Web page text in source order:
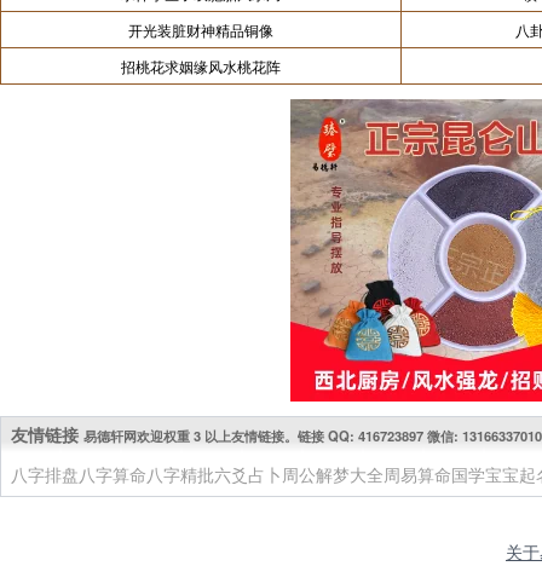
开光装脏财神精品铜像
八
招桃花求姻缘风水桃花阵
友情链接 易德轩网欢迎权重 3 以上友情链接。链接 QQ: 416723897 微信: 13166337010
八字排盘八字算命八字精批六爻占卜 周公解梦大全周易算命国学宝宝起
关